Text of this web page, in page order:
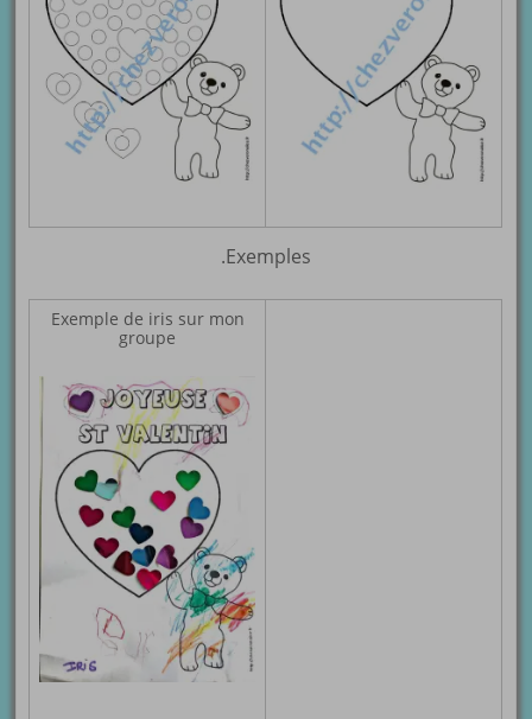
.Exemples
Exemple de iris sur mon
groupe